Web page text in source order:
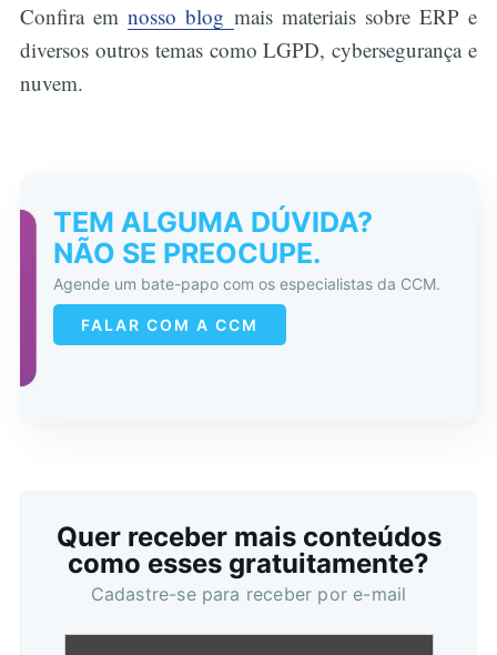
Confira emnosso blog mais materiais sobre ERP e
diversos outros temas como LGPD, cybersegurança e
nuvem.
TEM ALGUMA DÚVIDA?
NÃO SE PREOCUPE.
Agende um bate-papo com os especialistas da CCM.
FALAR COM A CCM
Quer receber mais conteúdos
como esses gratuitamente?
Cadastre-se para receber por e-mail